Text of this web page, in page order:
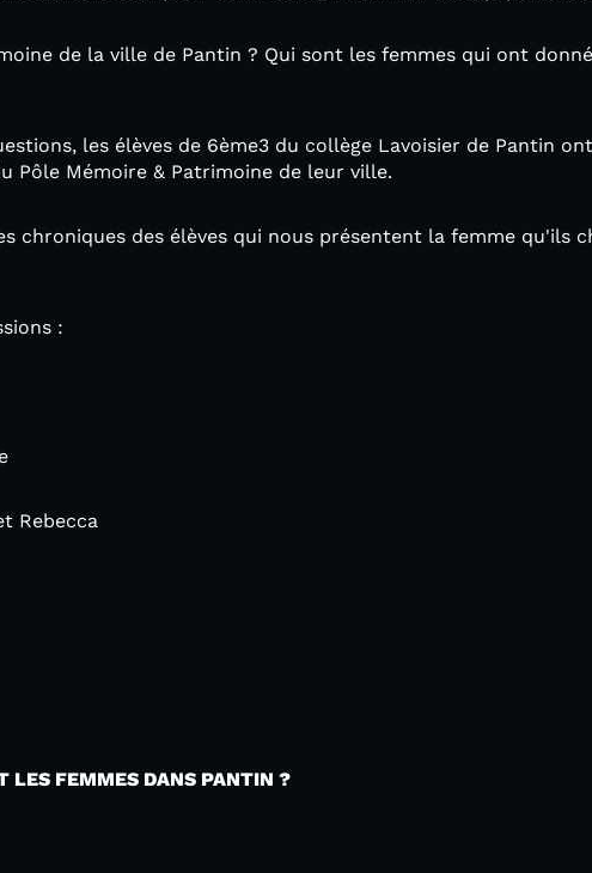
de la ville de Pantin ? Qui sont les femmes qui ont
les élèves de 6ème3 du collège Lavoisier de Pantin
Pôle Mémoire & Patrimoine de leur ville.
chroniques des élèves qui nous présentent la femme qu'ils
:
Rebecca
LES FEMMES DANS PANTIN ?